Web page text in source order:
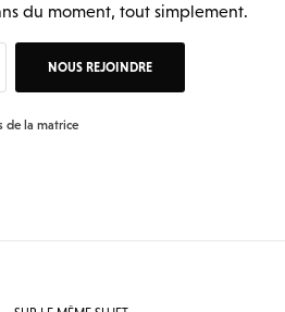
du moment, tout simplement.
NOUS REJOINDRE
de la matrice